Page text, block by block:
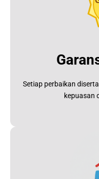
Setiap perbaikan
kepuasan